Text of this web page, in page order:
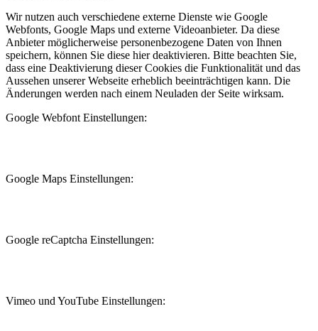
Wir nutzen auch verschiedene externe Dienste wie Google
Webfonts, Google Maps und externe Videoanbieter. Da diese
Anbieter möglicherweise personenbezogene Daten von Ihnen
speichern, können Sie diese hier deaktivieren. Bitte beachten Sie,
dass eine Deaktivierung dieser Cookies die Funktionalität und das
Aussehen unserer Webseite erheblich beeinträchtigen kann. Die
Änderungen werden nach einem Neuladen der Seite wirksam.
Google Webfont Einstellungen:
Google Maps Einstellungen:
Google reCaptcha Einstellungen:
Vimeo und YouTube Einstellungen: